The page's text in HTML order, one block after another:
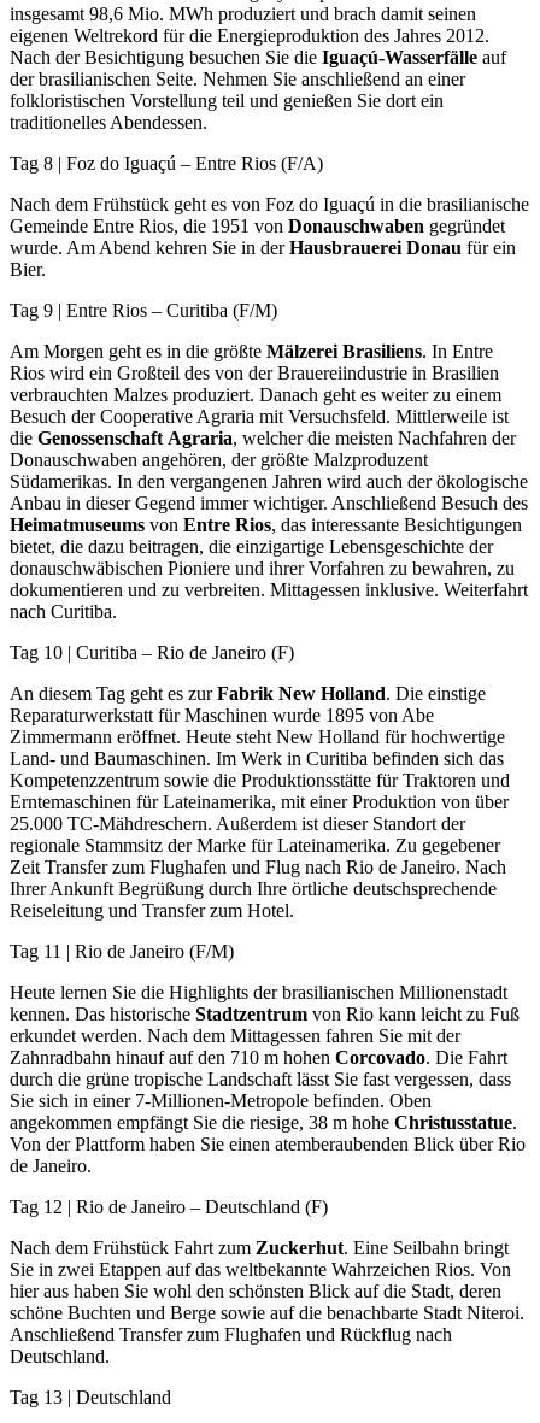
insgesamt 98,6 Mio. MWh produziert und brach damit seinen
eigenen Weltrekord für die Energieproduktion des Jahres 2012.
Nach der Besichtigung besuchen Sie die Iguaçú-Wasserfälle auf
der brasilianischen Seite. Nehmen Sie anschließend an einer
folkloristischen Vorstellung teil und genießen Sie dort ein
traditionelles Abendessen.
Tag 8 | Foz do Iguaçú – Entre Rios (F/A)
Nach dem Frühstück geht es von Foz do Iguaçú in die brasilianische
Gemeinde Entre Rios, die 1951 von Donauschwaben gegründet
wurde. Am Abend kehren Sie in derHausbrauerei Donau für ein
Bier.
Tag 9 | Entre Rios – Curitiba (F/M)
Am Morgen geht es in die größte Mälzerei Brasiliens. In Entre
Rios wird ein Großteil des von der Brauereiindustrie in Brasilien
verbrauchten Malzes produziert. Danach geht es weiter zu einem
Besuch der Cooperative Agraria mit Versuchsfeld. Mittlerweile ist
die Genossenschaft Agraria, welcher die meisten Nachfahren der
Donauschwaben angehören, der größte Malzproduzent
Südamerikas. In den vergangenen Jahren wird auch der ökologische
Anbau in dieser Gegend immer wichtiger. Anschließend Besuch des
Heimatmuseums von Entre Rios, das interessante Besichtigungen
bietet, die dazu beitragen, die einzigartige Lebensgeschichte der
donauschwäbischen Pioniere und ihrer Vorfahren zu bewahren, zu
dokumentieren und zu verbreiten. Mittagessen inklusive. Weiterfahrt
nach Curitiba.
Tag 10 | Curitiba – Rio de Janeiro (F)
An diesem Tag geht es zurFabrik New Holland. Die einstige
Reparaturwerkstatt für Maschinen wurde 1895 von Abe
Zimmermann eröffnet. Heute steht New Holland für hochwertige
Land- und Baumaschinen. Im Werk in Curitiba befinden sich das
Kompetenzzentrum sowie die Produktionsstätte für Traktoren und
Erntemaschinen für Lateinamerika, mit einer Produktion von über
25.000 TC-Mähdreschern. Außerdem ist dieser Standort der
regionale Stammsitz der Marke für Lateinamerika. Zu gegebener
Zeit Transfer zum Flughafen und Flug nach Rio de Janeiro. Nach
Ihrer Ankunft Begrüßung durch Ihre örtliche deutschsprechende
Reiseleitung und Transfer zum Hotel.
Tag 11 | Rio de Janeiro (F/M)
Heute lernen Sie die Highlights der brasilianischen Millionenstadt
kennen. Das historische Stadtzentrum von Rio kann leicht zu Fuß
erkundet werden. Nach dem Mittagessen fahren Sie mit der
Zahnradbahn hinauf auf den 710 m hohen Corcovado. Die Fahrt
durch die grüne tropische Landschaft lässt Sie fast vergessen, dass
Sie sich in einer 7-Millionen-Metropole befinden. Oben
angekommen empfängt Sie die riesige, 38 m hohe Christusstatue.
Von der Plattform haben Sie einen atemberaubenden Blick über Rio
de Janeiro.
Tag 12 | Rio de Janeiro – Deutschland (F)
Nach dem Frühstück Fahrt zum Zuckerhut. Eine Seilbahn bringt
Sie in zwei Etappen auf das weltbekannte Wahrzeichen Rios. Von
hier aus haben Sie wohl den schönsten Blick auf die Stadt, deren
schöne Buchten und Berge sowie auf die benachbarte Stadt Niteroi.
Anschließend Transfer zum Flughafen und Rückflug nach
Deutschland.
Tag 13 | Deutschland